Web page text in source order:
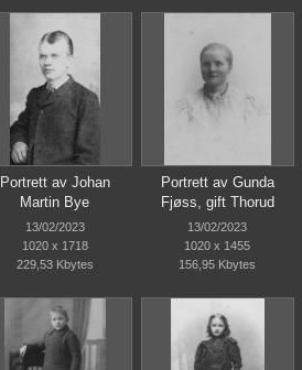
Portrett av Johan
Martin Bye
13/02/2023
1020 x 1718
229,53 Kbytes
Portrett av Gunda
Fjøss, gift Thorud
13/02/2023
1020 x 1455
156,95 Kbytes